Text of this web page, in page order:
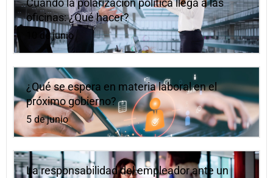
Cuando la polarización política llega a las
oficinas: ¿Qué hacer?
10 de junio
¿Qué se espera en materia laboral en el
próximo gobierno?
5 de junio
La responsabilidad del empleador ante un